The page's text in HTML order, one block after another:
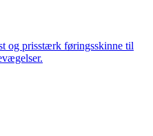
og prisstærk føringsskinne til